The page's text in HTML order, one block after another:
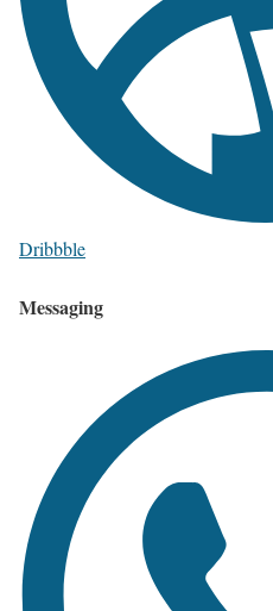
Dribbble
Messaging